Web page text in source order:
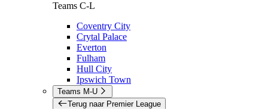
Teams C-L
Coventry City
Crytal Palace
Everton
Fulham
Hull City
Ipswich Town
Teams M-U
Terug naar Premier League